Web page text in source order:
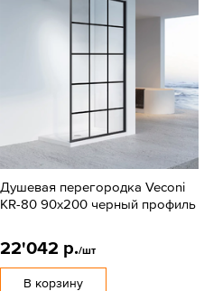
Душевая перегородка Veconi
KR-80 90х200 черный профиль
22'042 р./шт
В корзину